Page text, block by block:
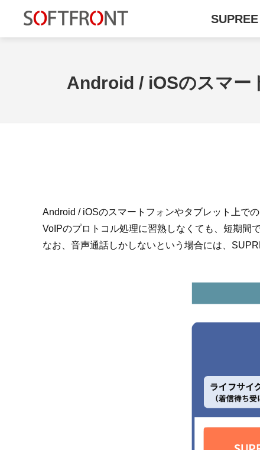
SUPREE
Android / iOSのスマー
Android / iOSのスマートフォンやタブレット上で
VoIPのプロトコル処理に習熟しなくても、短期間
なお、音声通話しかしないという場合には、